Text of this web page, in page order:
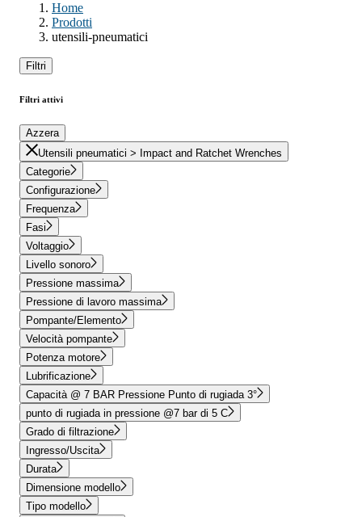
Home
Prodotti
utensili-pneumatici
Filtri
Filtri attivi
Azzera
Utensili pneumatici > Impact and Ratchet Wrenches
Categorie
Configurazione
Frequenza
Fasi
Voltaggio
Livello sonoro
Pressione massima
Pressione di lavoro massima
Pompante/Elemento
Velocità pompante
Potenza motore
Lubrificazione
Capacità @ 7 BAR Pressione Punto di rugiada 3°
punto di rugiada in pressione @7 bar di 5 C
Grado di filtrazione
Ingresso/Uscita
Durata
Dimensione modello
Tipo modello